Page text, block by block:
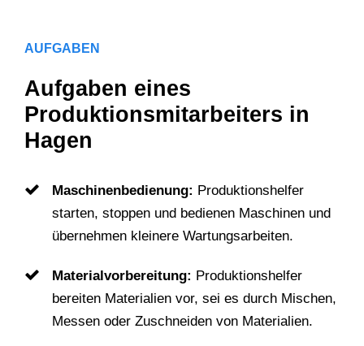
AUFGABEN
Aufgaben eines
Produktionsmitarbeiters in
Hagen
Maschinenbedienung: Produktionshelfer
starten, stoppen und bedienen Maschinen und
übernehmen kleinere Wartungsarbeiten.
Materialvorbereitung: Produktionshelfer
bereiten Materialien vor, sei es durch Mischen,
Messen oder Zuschneiden von Materialien.